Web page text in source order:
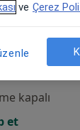
12
kapalı
et
ve Çerez